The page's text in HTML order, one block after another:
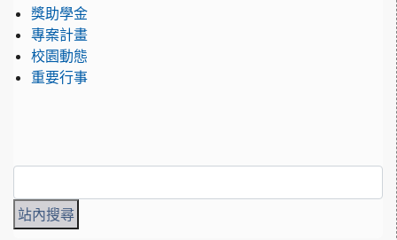
獎助學金
專案計畫
校園動態
重要行事